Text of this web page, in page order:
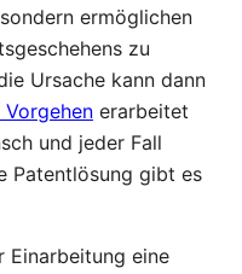
ermöglichen
zu
Ursache kann dann
erarbeitet
und jeder Fall
Patentlösung gibt es
Einarbeitung eine